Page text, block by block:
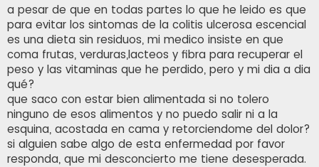
n
s
a
j
e
a pesar de que en todas partes lo que he leido es que
para evitar los sintomas de la colitis ulcerosa escencial
es una dieta sin residuos, mi medico insiste en que
coma frutas, verduras,lacteos y fibra para recuperar el
peso y las vitaminas que he perdido, pero y mi dia a dia
qué?
que saco con estar bien alimentada si no tolero
ninguno de esos alimentos y no puedo salir ni a la
esquina, acostada en cama y retorciendome del dolor?
si alguien sabe algo de esta enfermedad por favor
responda, que mi desconcierto me tiene desesperada.